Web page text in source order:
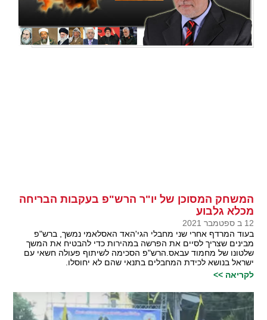
המשחק המסוכן של יו"ר הרש"פ בעקבות הבריחה
מכלא גלבוע
12 ב ספטמבר 2021
בעוד המרדף אחרי שני מחבלי הגי'האד האסלאמי נמשך, ברש"פ
מבינים שצריך לסיים את הפרשה במהירות כדי להבטיח את המשך
שלטונו של מחמוד עבאס.הרש"פ הסכימה לשיתוף פעולה חשאי עם
ישראל בנושא לכידת המחבלים בתנאי שהם לא יחוסלו.
לקריאה >>